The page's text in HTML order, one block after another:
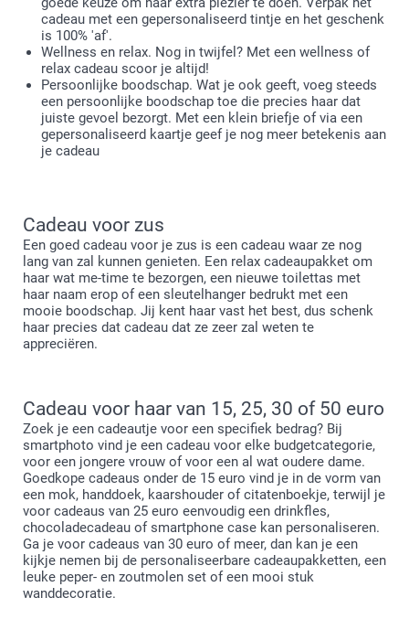
cadeau met een gepersonaliseerd tintje en het geschenk
is 100% 'af'.
Wellness en relax. Nog in twijfel? Met een wellness of
relax cadeau scoor je altijd!
Persoonlijke boodschap. Wat je ook geeft, voeg steeds
een persoonlijke boodschap toe die precies haar dat
juiste gevoel bezorgt. Met een klein briefje of via een
gepersonaliseerd kaartje geef je nog meer betekenis aan
je cadeau
Cadeau voor zus
Een goed cadeau voor je zus is een cadeau waar ze nog
lang van zal kunnen genieten. Een relax cadeaupakket om
haar wat me-time te bezorgen, een nieuwe toilettas met
haar naam erop of een sleutelhanger bedrukt met een
mooie boodschap. Jij kent haar vast het best, dus schenk
haar precies dat cadeau dat ze zeer zal weten te
appreciëren.
Cadeau voor haar van 15, 25, 30 of 50 euro
Zoek je een cadeautje voor een specifiek bedrag? Bij
smartphoto vind je een cadeau voor elke budgetcategorie,
voor een jongere vrouw of voor een al wat oudere dame.
Goedkope cadeaus onder de 15 euro vind je in de vorm van
een mok, handdoek, kaarshouder of citatenboekje, terwijl je
voor cadeaus van 25 euro eenvoudig een drinkfles,
chocoladecadeau of smartphone case kan personaliseren.
Ga je voor cadeaus van 30 euro of meer, dan kan je een
kijkje nemen bij de personaliseerbare cadeaupakketten, een
leuke peper- en zoutmolen set of een mooi stuk
wanddecoratie.